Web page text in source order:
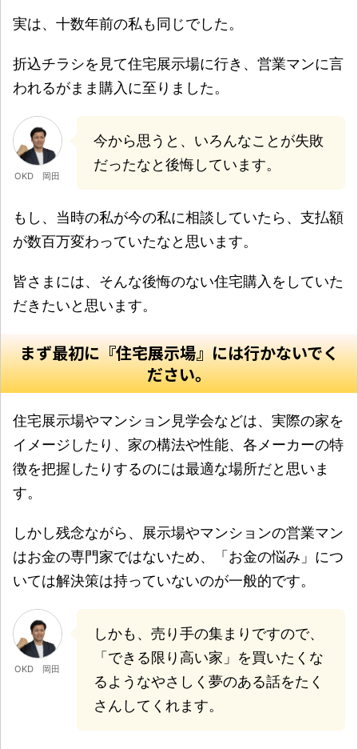
実は、十数年前の私も同じでした。
折込チラシを見て住宅展示場に行き、営業マンに言
われるがまま購入に至りました。
OKD 岡田
今から思うと、いろんなことが失敗
だったなと後悔しています。
もし、当時の私が今の私に相談していたら、支払額
が数百万変わっていたなと思います。
皆さまには、そんな後悔のない住宅購入をしていた
だきたいと思います。
まず最初に『住宅展示場』には行かないでく
ださい。
住宅展示場やマンション見学会などは、実際の家を
イメージしたり、家の構法や性能、各メーカーの特
徴を把握したりするのには最適な場所だと思いま
す。
しかし残念ながら、展示場やマンションの営業マン
はお金の専門家ではないため、「お金の悩み」につ
いては解決策は持っていないのが一般的です。
OKD 岡田
しかも、売り手の集まりですので、
「できる限り高い家」を買いたくな
るようなやさしく夢のある話をたく
さんしてくれます。